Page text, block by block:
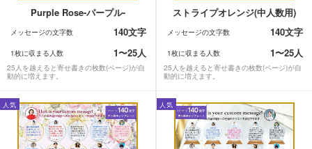
Purple Rose-パープル-
メッセージの文字数 140文字
1枚に収まる人数 1〜25人
25人を越えると寄せ書きの枚数(ページ)が自
動的に増えます。
ストライプオレンジ(中人数用)
メッセージの文字数 140文字
1枚に収まる人数 1〜25人
25人を越えると寄せ書きの枚数(ページ)が自
動的に増えます。
人気 人気